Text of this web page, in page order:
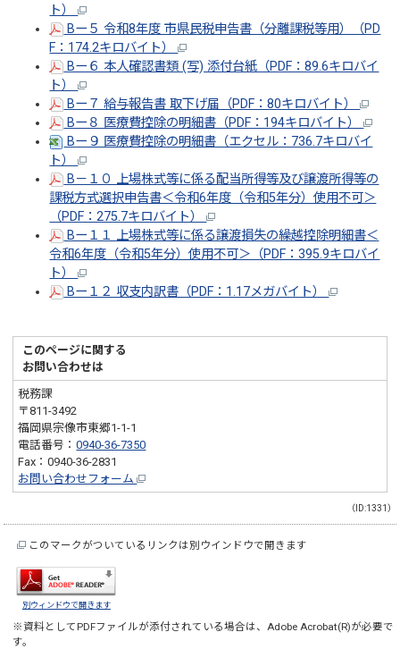
ト）
Bー５ 令和8年度 市県民税申告書（分離課税等用）（PD
F：174.2キロバイト）
Bー６ 本人確認書類 (写) 添付台紙（PDF：89.6キロバイ
ト）
Bー７ 給与報告書 取下げ届（PDF：80キロバイト）
Bー８ 医療費控除の明細書（PDF：194キロバイト）
Bー９ 医療費控除の明細書（エクセル：736.7キロバイ
ト）
B－１０ 上場株式等に係る配当所得等及び譲渡所得等の
課税方式選択申告書＜令和6年度（令和5年分）使用不可＞
（PDF：275.7キロバイト）
Bー１１ 上場株式等に係る譲渡損失の繰越控除明細書＜
令和6年度（令和5年分）使用不可＞（PDF：395.9キロバイ
ト）
Bー１２ 収支内訳書（PDF：1.17メガバイト）
このページに関する
お問い合わせは
税務課
〒811-3492
福岡県宗像市東郷1-1-1
電話番号：0940-36-7350
Fax：0940-36-2831
お問い合わせフォーム
（ID:1331）
このマークがついているリンクは別ウインドウで開きます
別ウィンドウで開きます
※資料としてPDFファイルが添付されている場合は、Adobe Acrobat(R)が必要で
す。